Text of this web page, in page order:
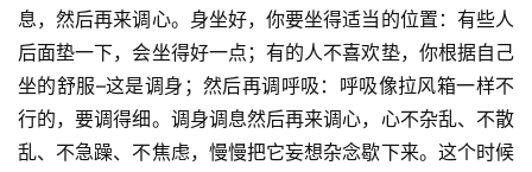
息，然后再来调心。身坐好，你要坐得适当的位置：有些人
后面垫一下，会坐得好一点；有的人不喜欢垫，你根据自己
坐的舒服–这是调身；然后再调呼吸：呼吸像拉风箱一样不
行的，要调得细。调身调息然后再来调心，心不杂乱、不散
乱、不急躁、不焦虑，慢慢把它妄想杂念歇下来。这个时候